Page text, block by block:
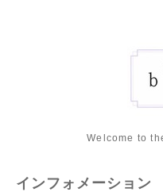
Welcome to
インフォメーション